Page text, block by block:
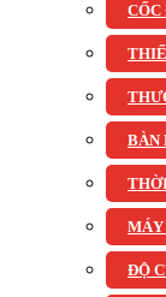
CỐC
BÀN
MÁY
ĐỘ